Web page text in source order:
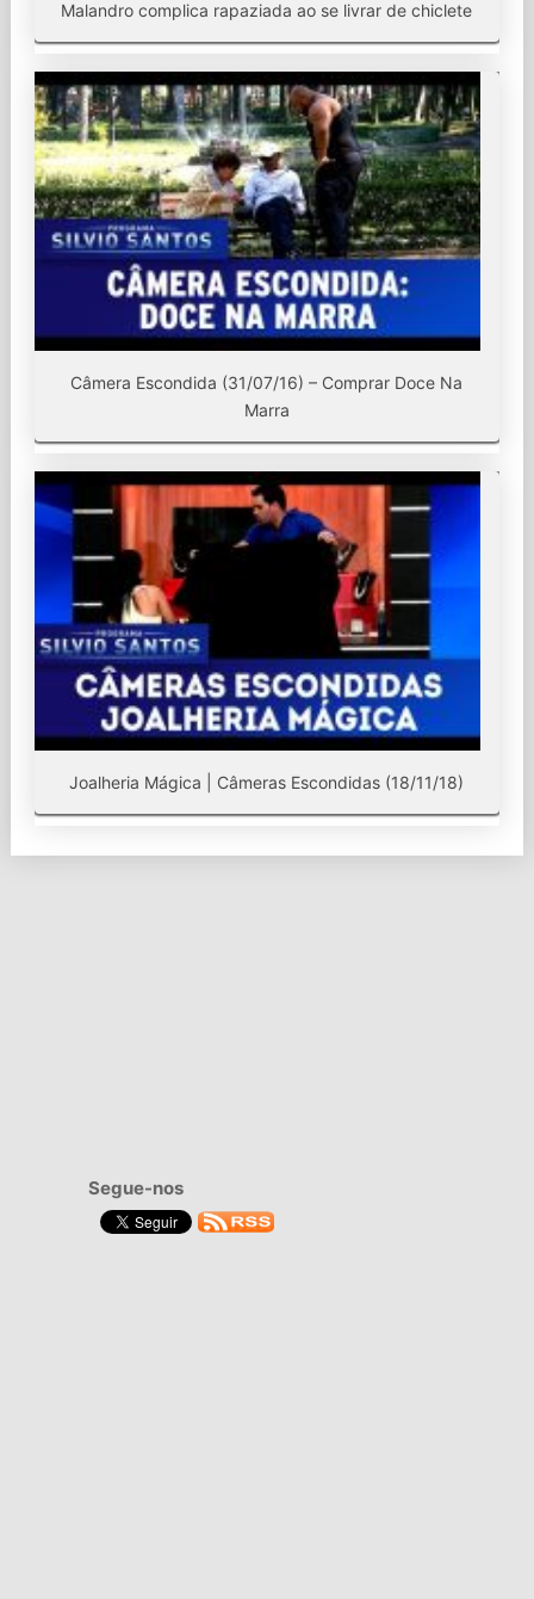
Malandro complica rapaziada ao se livrar de chiclete
Câmera Escondida (31/07/16) – Comprar Doce Na
Marra
Joalheria Mágica | Câmeras Escondidas (18/11/18)
Segue-nos